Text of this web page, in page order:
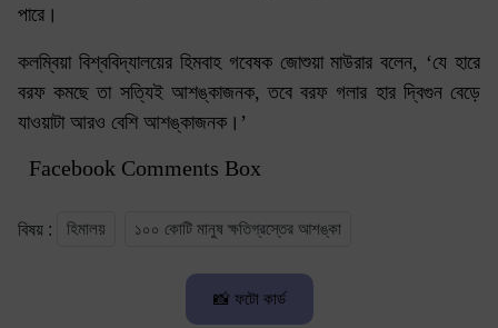
পারে।
কলম্বিয়া বিশ্ববিদ্যালয়ের হিমবাহ গবেষক জোশুয়া মাউরার বলেন, ‘যে হারে
বরফ কমছে তা সত্যিই আশঙ্কাজনক, তবে বরফ গলার হার দ্বিগুন বেড়ে
যাওয়াটা আরও বেশি আশঙ্কাজনক।’
Facebook Comments Box
বিষয় : হিমালয় ১০০ কোটি মানুষ ক্ষতিগ্রস্তের আশঙ্কা
📸 ফটো কার্ড